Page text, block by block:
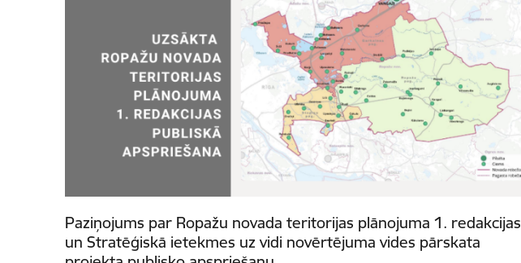
Paziņojums par Ropažu novada teritorijas plānojuma 1. redakcijas
un Stratēģiskā ietekmes uz vidi novērtējuma vides pārskata